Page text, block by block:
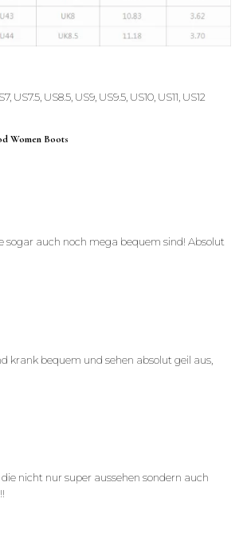
US7.5, US8.5, US9, US9.5, US10, US11, US12
Women Boots
sogar auch noch mega bequem sind! Absolut
krank bequem und sehen absolut geil aus,
nicht nur super aussehen sondern auch